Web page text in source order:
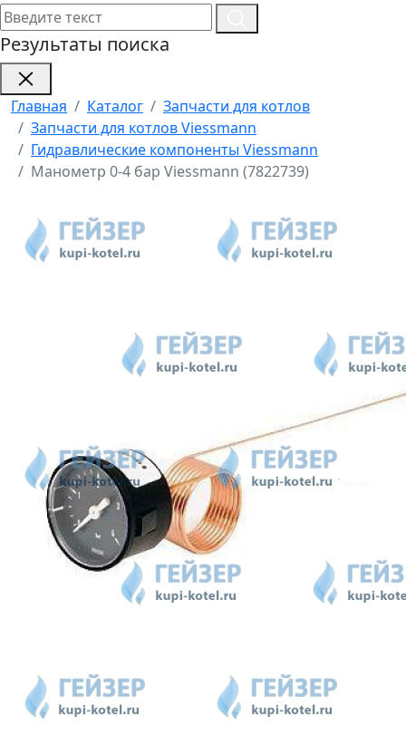
Результаты поиска
Главная Каталог
Запчасти для котлов
Запчасти для котлов Viessmann
Гидравлические компоненты Viessmann
Манометр 0-4 бар Viessmann (7822739)